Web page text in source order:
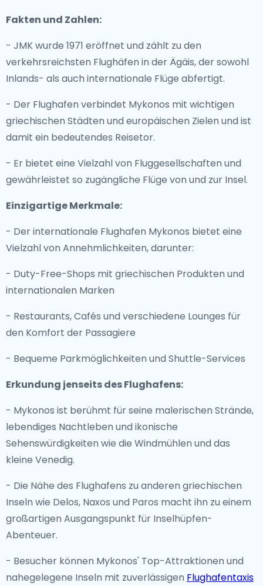
Fakten und Zahlen:
- JMK wurde 1971 eröffnet und zählt zu den
verkehrsreichsten Flughäfen in der Ägäis, der sowohl
Inlands- als auch internationale Flüge abfertigt.
- Der Flughafen verbindet Mykonos mit wichtigen
griechischen Städten und europäischen Zielen und ist
damit ein bedeutendes Reisetor.
- Er bietet eine Vielzahl von Fluggesellschaften und
gewährleistet so zugängliche Flüge von und zur Insel.
Einzigartige Merkmale:
- Der internationale Flughafen Mykonos bietet eine
Vielzahl von Annehmlichkeiten, darunter:
- Duty-Free-Shops mit griechischen Produkten und
internationalen Marken
- Restaurants, Cafés und verschiedene Lounges für
den Komfort der Passagiere
- Bequeme Parkmöglichkeiten und Shuttle-Services
Erkundung jenseits des Flughafens:
- Mykonos ist berühmt für seine malerischen Strände,
lebendiges Nachtleben und ikonische
Sehenswürdigkeiten wie die Windmühlen und das
kleine Venedig.
- Die Nähe des Flughafens zu anderen griechischen
Inseln wie Delos, Naxos und Paros macht ihn zu einem
großartigen Ausgangspunkt für Inselhüpfen-
Abenteuer.
- Besucher können Mykonos' Top-Attraktionen und
nahegelegene Inseln mit zuverlässigen Flughafentaxis